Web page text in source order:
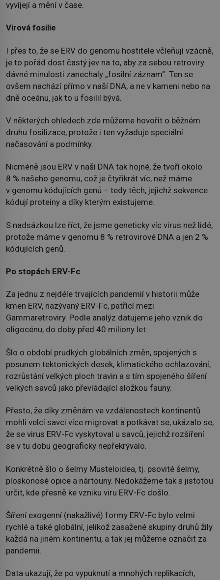
vyvíjejí a mění v čase.
Virová fosilie
I přes to, že se ERV do genomu hostitele včleňují vzácně,
je to pořád dost častý jev na to, aby za sebou retroviry
dávné minulosti zanechaly „fosilní záznam“. Ten se
ovšem nachází přímo v naší DNA, a ne v kameni nebo na
dně oceánu, jak to u fosilií bývá.
V některých ohledech zde můžeme hovořit o běžném
druhu fosilizace, protože i ten vyžaduje speciální
načasování a podmínky.
Nicméně jsou ERV v naší DNA tak hojné, že tvoří okolo
8 % našeho genomu, což je čtyřikrát víc, než máme
v genomu kódujících genů – tedy těch, jejichž sekvence
kódují proteiny a díky kterým existujeme.
S nadsázkou lze říct, že jsme geneticky víc virus než lidé,
protože máme v genomu 8 % retrovirové DNA a jen 2 %
kódujících genů.
Po stopách ERV-Fc
Za jednu z nejdéle trvajících pandemií v historii může
kmen ERV, nazývaný ERV-Fc, patřící mezi
Gammaretroviry. Podle analýz datujeme jeho vznik do
oligocénu, do doby před 40 miliony let.
Šlo o období prudkých globálních změn, spojených s
posunem tektonických desek, klimatického ochlazování,
rozrůstání velkých ploch travin a s tím spojeného šíření
velkých savců jako převládající složkou fauny.
Přesto, že díky změnám ve vzdálenostech kontinentů
mohli velcí savci více migrovat a potkávat se, ukázalo se,
že se virus ERV-Fc vyskytoval u savců, jejichž rozšíření
se v tu dobu geograficky nepřekrývalo.
Konkrétně šlo o šelmy Musteloidea, tj. psovité šelmy,
ploskonosé opice a nártouny. Nedokážeme tak s jistotou
určit, kde přesně ke vzniku viru ERV-Fc došlo.
Šíření exogenní (nakažlivé) formy ERV-Fc bylo velmi
rychlé a také globální, jelikož zasažené skupiny druhů žily
každá na jiném kontinentu, a tak jej můžeme označit za
pandemii.
Data ukazují, že po vypuknutí a mnohých replikacích,